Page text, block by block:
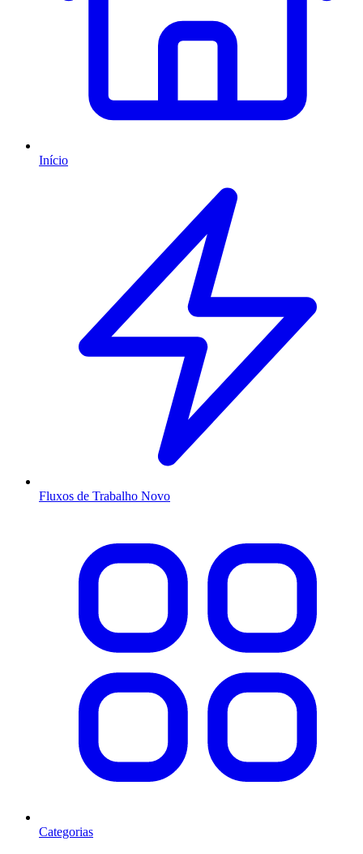
Início
Fluxos de Trabalho Novo
Categorias